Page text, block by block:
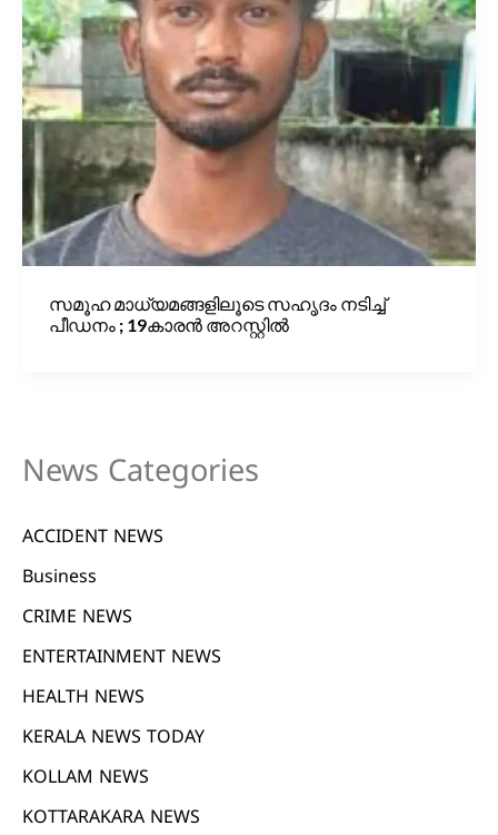
സമൂഹ മാധ്യമങ്ങളിലൂടെ സഹൃദം നടിച്ച്
പീഡനം ; 19കാരൻ അറസ്റ്റിൽ
News Categories
ACCIDENT NEWS
Business
CRIME NEWS
ENTERTAINMENT NEWS
HEALTH NEWS
KERALA NEWS TODAY
KOLLAM NEWS
KOTTARAKARA NEWS